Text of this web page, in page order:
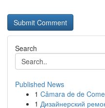
Search
Published News
1 Câmara de de
1 Дизайнерский